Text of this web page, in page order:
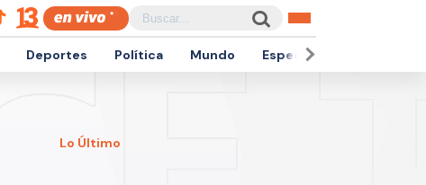
Deportes Política Mundo Espectáculos
Lo Último